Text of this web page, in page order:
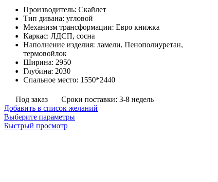
54,300
руб.
–
60,900
руб.
Производитель: Скайлет
Тип дивана: угловой
Механизм трансформации: Евро книжка
Каркас: ЛДСП, сосна
Наполнение изделия: ламели, Пенополиуретан,
термовойлок
Ширина: 2950
Глубина: 2030
Спальное место: 1550*2440
Под заказ
Сроки поставки: 3-8 недель
Добавить в список желаний
Выберите параметрыЭтот
Быстрый просмотр